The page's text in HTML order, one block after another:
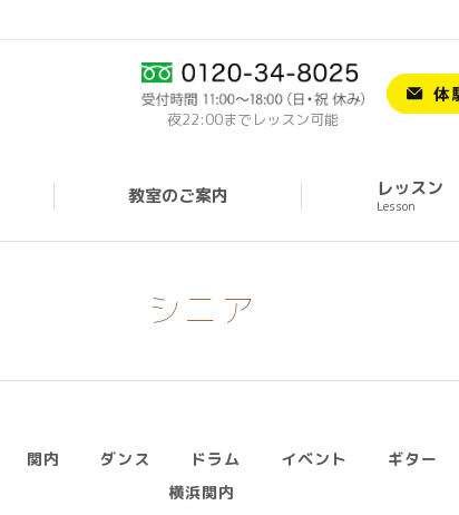
夜22:00までレッスン可能
教室のご案内 レッスン
Lesson
シニア
関内 ダンス ドラム イベント ギター
横浜関内